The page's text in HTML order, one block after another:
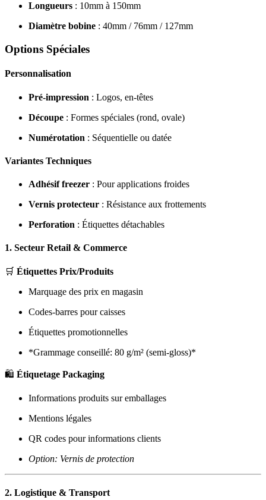
Longueurs : 10mm à 150mm
Diamètre bobine : 40mm / 76mm / 127mm
Options Spéciales
Personnalisation
Pré-impression : Logos, en-têtes
Découpe : Formes spéciales (rond, ovale)
Numérotation : Séquentielle ou datée
Variantes Techniques
Adhésif freezer : Pour applications froides
Vernis protecteur : Résistance aux frottements
Perforation : Étiquettes détachables
1. Secteur Retail & Commerce
🛒 Étiquettes Prix/Produits
Marquage des prix en magasin
Codes-barres pour caisses
Étiquettes promotionnelles
*Grammage conseillé: 80 g/m² (semi-gloss)*
🛍️ Étiquetage Packaging
Informations produits sur emballages
Mentions légales
QR codes pour informations clients
Option: Vernis de protection
2. Logistique & Transport